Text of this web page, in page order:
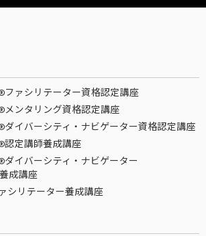
ァシリテーター資格認定講座
ンタリング資格認定講座
イバーシティ・ナビゲーター資格認定講座
定講師養成講座
イバーシティ・ナビゲーター
成講座
シリテーター養成講座